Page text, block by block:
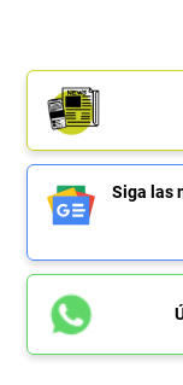
Siga las